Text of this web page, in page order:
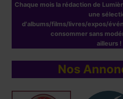
Chaque mois la rédaction de
une
d'albums/films/livres/expos/
consommer sans
ailleurs !
Nos